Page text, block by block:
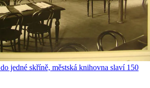
jedné skříně, městská knihovna slaví 150